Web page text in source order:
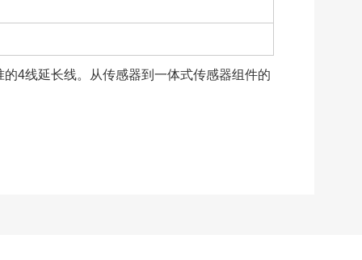
4线延长线。从传感器到一体式传感器组件的